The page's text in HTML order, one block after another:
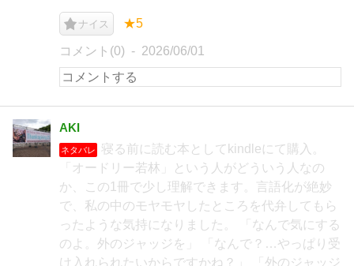
ナイス ★5
コメント(0) 2026/06/01
AKI
ネタバレ
寝る前に読む本としてkindleにて購入。
「オードリー若林」という人がどういう人なの
か、この1冊で少し理解できます。言語化が絶妙
で、私の中のモヤモヤしたところを代弁してもら
ったような気持になりました。 「なんで気にする
のよ。外のジャッジを」 「なんで？…やっぱり受
け入れられたいからですかね？」 「外のジャッジ